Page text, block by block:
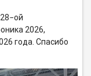
2026,
года. Спасибо